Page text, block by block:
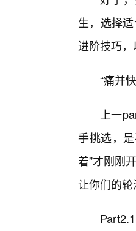
生，选择
进阶技巧，
“痛并
上一
手挑选，
着”才刚刚
让你们的轮